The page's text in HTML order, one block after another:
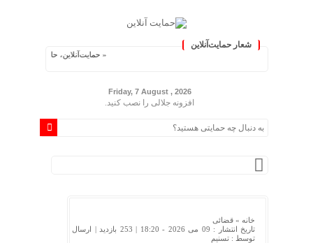
شعار حمایت‌آنلاین
« حمایت‌آنلاین، حامی همه مردم ایران »
Friday, 7 August , 2026
افزونه جلالی را نصب کنید.
خانه » قضائی
تاریخ انتشار : 09 می 2026 - 18:20 |
253 بازدید
| ارسال
توسط : تسنیم